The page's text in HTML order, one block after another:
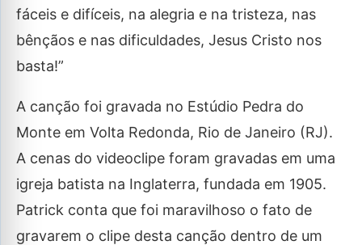
fáceis e difíceis, na alegria e na tristeza, nas
bênçãos e nas dificuldades, Jesus Cristo nos
basta!”
A canção foi gravada no Estúdio Pedra do
Monte em Volta Redonda, Rio de Janeiro (RJ).
A cenas do videoclipe foram gravadas em uma
igreja batista na Inglaterra, fundada em 1905.
Patrick conta que foi maravilhoso o fato de
gravarem o clipe desta canção dentro de um